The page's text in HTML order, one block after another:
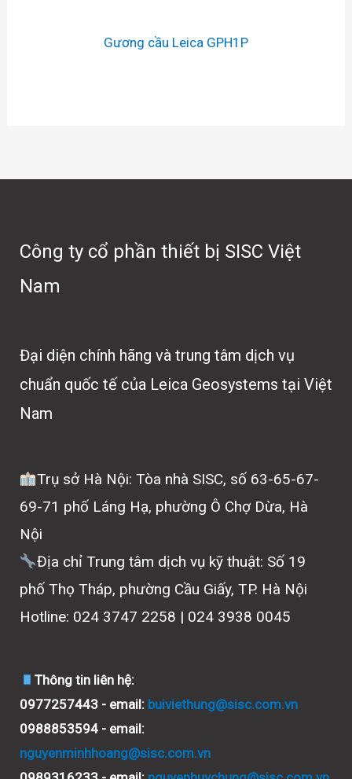
Gương cầu Leica GPH1P
Công ty cổ phần thiết bị SISC Việt
Nam
Đại diện chính hãng và trung tâm dịch vụ
chuẩn quốc tế của Leica Geosystems tại Việt
Nam
Trụ sở Hà Nội: Tòa nhà SISC, số 63-65-67-
69-71 phố Láng Hạ, phường Ô Chợ Dừa, Hà
Nội
Địa chỉ Trung tâm dịch vụ kỹ thuật: Số 19
phố Thọ Tháp, phường Cầu Giấy, TP. Hà Nội
Hotline: 024 3747 2258 | 024 3938 0045
Thông tin liên hệ:
0977257443 - email: buiviethung@sisc.com.vn
0988853594 - email:
nguyenminhhoang@sisc.com.vn